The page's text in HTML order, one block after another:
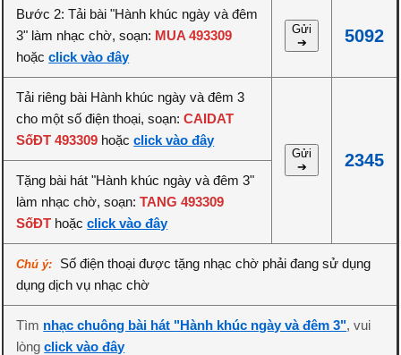
Bước 2: Tải bài "Hành khúc ngày và đêm
3" làm nhạc chờ, soạn: MUA 493309
hoặcclick vào đây
Gửi
➔
5092
Tải riêng bài Hành khúc ngày và đêm 3
cho một số điện thoại, soạn:CAIDAT
SốĐT 493309 hoặcclick vào đây
Gửi
➔
2345
Tặng bài hát "Hành khúc ngày và đêm 3"
làm nhạc chờ, soạn:TANG 493309
SốĐT hoặcclick vào đây
Chú ý:
Số điện thoại được tặng nhạc chờ phải đang sử dụng
dụng dịch vụ nhạc chờ
Tìm nhạc chuông bài hát "Hành khúc ngày và đêm 3", vui
lòngclick vào đây